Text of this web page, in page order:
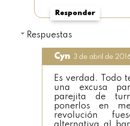
Responder
Respuestas
Cyn 3 de abril de
Es verdad. Todo
una excusa
parejita de
ponerlos en
revolución